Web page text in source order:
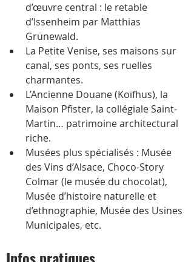
d’œuvre central : le retable
d’Issenheim par Matthias
Grünewald.
La Petite Venise, ses maisons sur
canal, ses ponts, ses ruelles
charmantes.
L’Ancienne Douane (Koïfhus), la
Maison Pfister, la collégiale Saint-
Martin… patrimoine architectural
riche.
Musées plus spécialisés : Musée
des Vins d’Alsace, Choco-Story
Colmar (le musée du chocolat),
Musée d’histoire naturelle et
d’ethnographie, Musée des Usines
Municipales, etc.